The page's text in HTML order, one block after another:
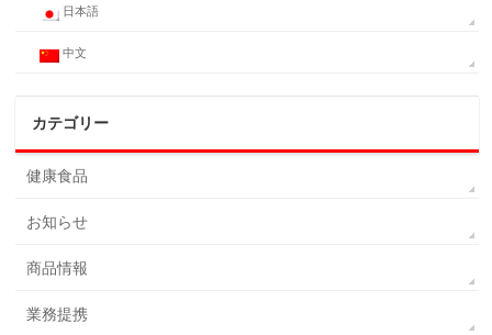
日本語
中文
カテゴリー
健康食品
お知らせ
商品情報
業務提携